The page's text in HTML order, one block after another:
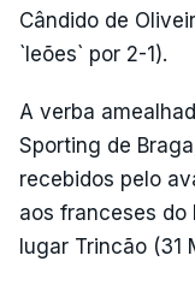
Cândido de
`leões` por 2-1).
A verba
Sporting de
recebidos pelo
aos franceses do
lugar Trincão (31